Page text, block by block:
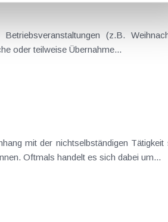
(z.B.
oder teilweise Übernahme...
mit der nichtselbständigen Tätigkeit
Oftmals handelt es sich dabei um...